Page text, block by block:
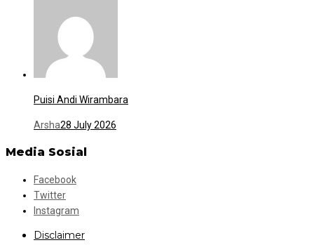
Puisi Andi Wirambara
Arsha28 July 2026
Media Sosial
Facebook
Twitter
Instagram
Disclaimer